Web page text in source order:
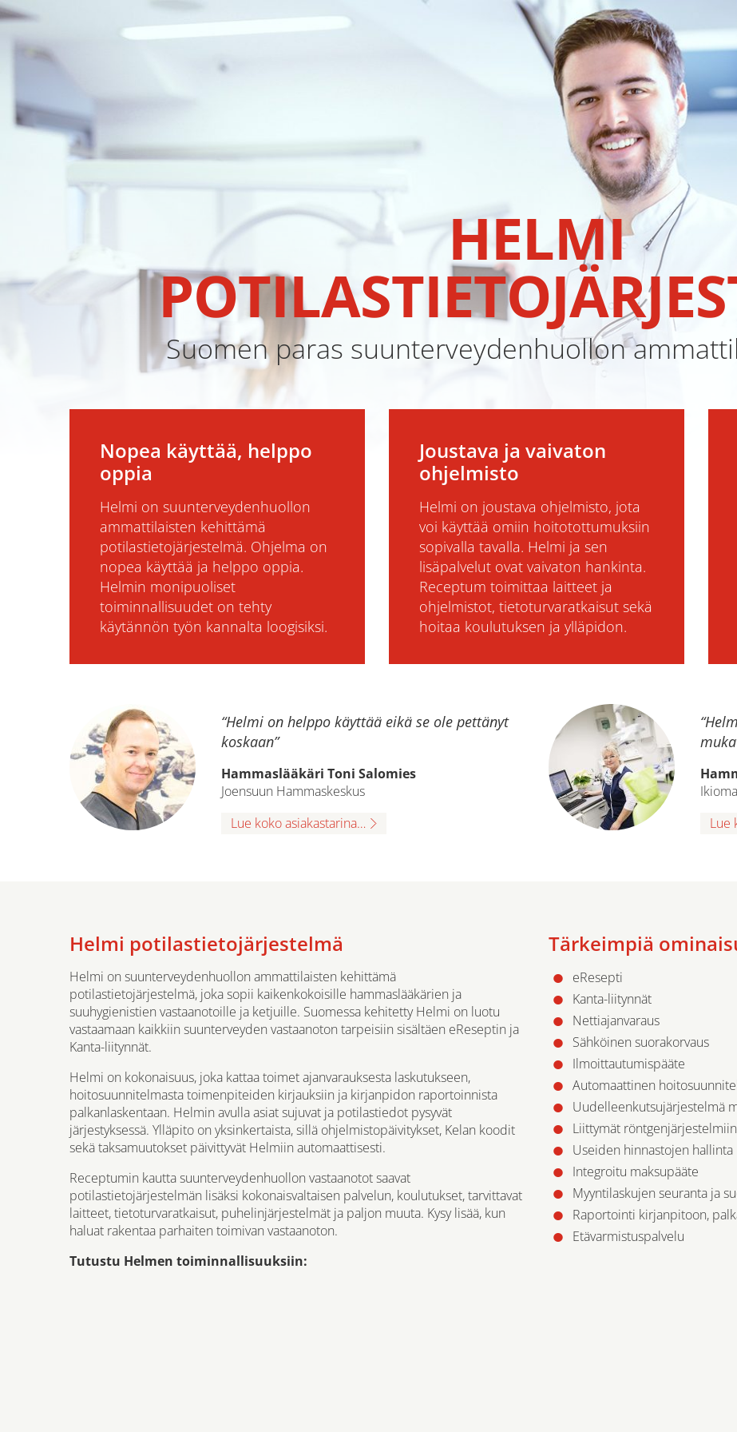
HELMI
Suomen paras suunterveydenhuollon
Nopea käyttää, helppo
oppia
Helmi on suunterveydenhuollon
ammattilaisten kehittämä
potilastietojärjestelmä. Ohjelma on
nopea käyttää ja helppo oppia.
Helmin monipuoliset
toiminnallisuudet on tehty
käytännön työn kannalta loogisiksi.
Joustava ja vaivaton
ohjelmisto
Helmi on joustava ohjelmisto, jota
voi käyttää omiin hoitotottumuksiin
sopivalla tavalla. Helmi ja sen
lisäpalvelut ovat vaivaton hankinta.
Receptum toimittaa laitteet ja
ohjelmistot, tietoturvaratkaisut sekä
hoitaa koulutuksen ja ylläpidon.
“Helmi on helppo käyttää eikä se ole pettänyt
koskaan”
Hammaslääkäri Toni Salomies
Joensuun Hammaskeskus
Lue koko asiakastarina…
Lue
Helmi potilastietojärjestelmä
Helmi on suunterveydenhuollon ammattilaisten kehittämä
potilastietojärjestelmä, joka sopii kaikenkokoisille hammaslääkärien ja
suuhygienistien vastaanotoille ja ketjuille. Suomessa kehitetty Helmi on luotu
vastaamaan kaikkiin suunterveyden vastaanoton tarpeisiin sisältäen eReseptin ja
Kanta-liitynnät.
Helmi on kokonaisuus, joka kattaa toimet ajanvarauksesta laskutukseen,
hoitosuunnitelmasta toimenpiteiden kirjauksiin ja kirjanpidon raportoinnista
palkanlaskentaan. Helmin avulla asiat sujuvat ja potilastiedot pysyvät
järjestyksessä. Ylläpito on yksinkertaista, sillä ohjelmistopäivitykset, Kelan koodit
sekä taksamuutokset päivittyvät Helmiin automaattisesti.
Receptumin kautta suunterveydenhuollon vastaanotot saavat
potilastietojärjestelmän lisäksi kokonaisvaltaisen palvelun, koulutukset, tarvittavat
laitteet, tietoturvaratkaisut, puhelinjärjestelmät ja paljon muuta. Kysy lisää, kun
haluat rakentaa parhaiten toimivan vastaanoton.
Tutustu Helmen toiminnallisuuksiin:
Tärkeimpiä
eResepti
Kanta-liitynnät
Nettiajanvaraus
Sähköinen suorakorvaus
Ilmoittautumispääte
Automaattinen
Uudelleenkutsujärjestelmä
Liittymät röntgenjärjestelmiin
Useiden hinnastojen hallinta
Integroitu maksupääte
Myyntilaskujen seuranta ja
Raportointi kirjanpitoon,
Etävarmistuspalvelu